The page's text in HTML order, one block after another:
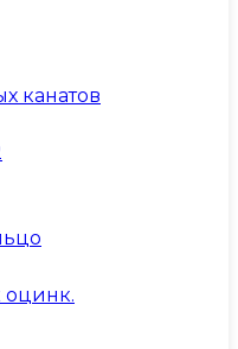
канатов
оцинк.